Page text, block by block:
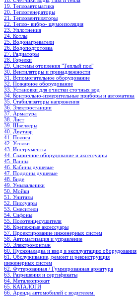
19. Теплоавтоматика
20. Теплогенераторы
21. Тепловентиляторы
22. Тепло- вибро- шумоизоляция
23. Уплотнения
24. Котлы
25. Водонагреватели
26. Водоподготовка
27. Радиаторы
28. Горелки
29. Системы отопления "Теплый пол"
30. Вентиляторы и принадлежности
31. Вспомогательное оборудование
32. Пожарное оборудование
33. Установки для очистки сточных вод
34. Контрольно-измерительные приборы и автоматика
35. Стабилизаторы напряжения
36. Электростанции
37. Арматура
38. Лист
39. Швеллеры
40. Двутавр
41. Полоса
42. Уголки
43. Инструменты
44. Сварочное оборудование и аксессуары
45. Ванны
46. Кабины душевые
47. Поддоны душевые
48. Биде
49. Умывальники
50. Мойки
51. Унитазы
52. Писсуары
53. Смесители
54. Сифоны
55. Полотенцесушители
56. Крепежные аксессуары
57. Проектирование инженерных систем
58. Автоматизация и управление
59. Электромонтаж
60. Пусконаладка и ввод в эксплуатацию оборудования
61. Обслуживание, ремонт и реконструкция
инженерных систем
62. Футерованная / Гуммированная арматура
63. Разрешения и сертификаты
64. Металлопрокат
65. КАТАЛОГИ
66. Аренда автомобилей с водителем.